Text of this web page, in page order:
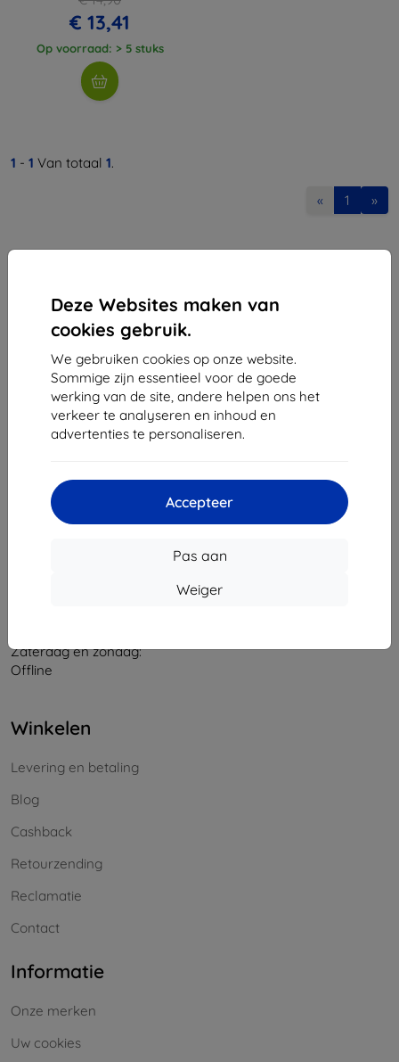
Deze Websites maken van
cookies gebruik.
We gebruiken cookies op onze website.
Sommige zijn essentieel voor de goede
werking van de site, andere helpen ons het
verkeer te analyseren en inhoud en
advertenties te personaliseren.
Accepteer
Pas aan
Weiger
€ 13,41
Op voorraad: > 5 stuks
1 - 1 Van totaal 1.
« 1 »
Ulica Rudolfa Mocka 3750/2A
841 04 Bratislava
Bedrijfsnummer:46701494
BTW-nummer:SK2023549671
Contact
Zaterdag en zondag:
Offline
Winkelen
Levering en betaling
Blog
Cashback
Retourzending
Reclamatie
Contact
Informatie
Onze merken
Uw cookies